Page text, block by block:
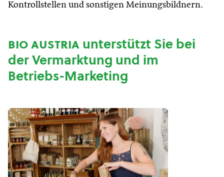
Kontrollstellen und sonstigen Meinungsbildnern.
bio austriaunterstützt Sie bei
der Vermarktung und im
Betriebs-Marketing